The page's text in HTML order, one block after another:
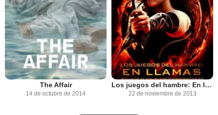
The Affair
14 de octubre de 2014
Los juegos del hambre: En llamas
22 de noviembre de 2013